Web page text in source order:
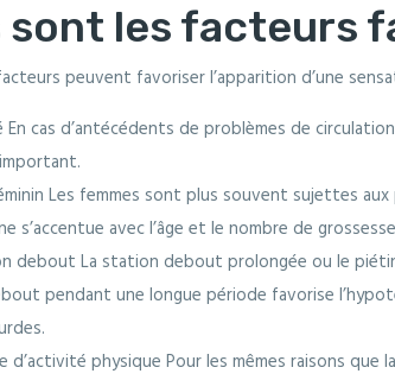
sont les facteurs
peuvent favoriser l’apparition d’une
En cas d’antécédents de problèmes de
Les femmes sont plus souvent sujettes aux
s’accentue avec l’âge et le nombre de
debout La station debout prolongée ou le
pendant une longue période favorise
d’activité physique Pour les mêmes raisons